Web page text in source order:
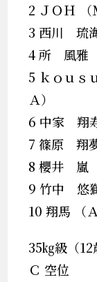
2 ＪＯＨ （
3 西川 琉
4 所 風雅
5 ｋｏｕｓ
Ａ）
6 中家 翔
7 篠原 翔
8 櫻井 嵐
9 竹中 悠
10 翔馬 （
35㎏級（12
Ｃ 空位